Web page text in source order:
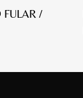
FULAR /